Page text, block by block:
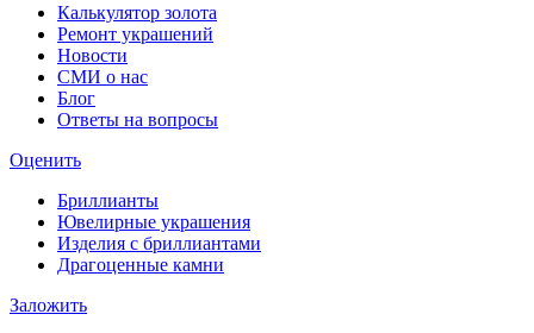
Калькулятор золота
Ремонт украшений
Новости
СМИ о нас
Блог
Ответы на вопросы
Оценить
Бриллианты
Ювелирные украшения
Изделия с бриллиантами
Драгоценные камни
Заложить